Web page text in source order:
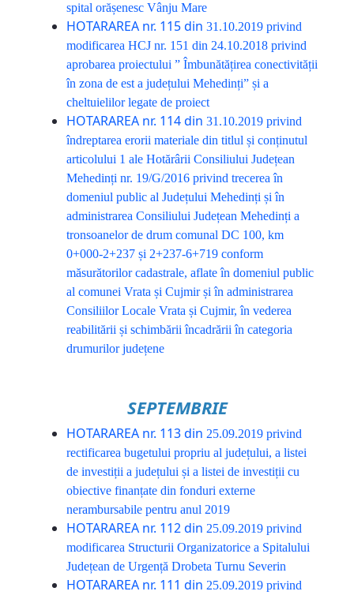
spital orășenesc Vânju Mare
HOTARAREA nr. 115 din 31.10.2019 privind
modificarea HCJ nr. 151 din 24.10.2018 privind
aprobarea proiectului ” Îmbunătățirea conectivității
în zona de est a județului Mehedinți” și a
cheltuielilor legate de proiect
HOTARAREA nr. 114 din 31.10.2019 privind
îndreptarea erorii materiale din titlul și conținutul
articolului 1 ale Hotărârii Consiliului Județean
Mehedinți nr. 19/G/2016 privind trecerea în
domeniul public al Județului Mehedinți și în
administrarea Consiliului Județean Mehedinți a
tronsoanelor de drum comunal DC 100, km
0+000-2+237 și 2+237-6+719 conform
măsurătorilor cadastrale, aflate în domeniul public
al comunei Vrata și Cujmir și în administrarea
Consiliilor Locale Vrata și Cujmir, în vederea
reabilitării și schimbării încadrării în categoria
drumurilor județene
SEPTEMBRIE
HOTARAREA nr. 113 din 25.09.2019 privind
rectificarea bugetului propriu al județului, a listei
de investiții a județului și a listei de investiții cu
obiective finanțate din fonduri externe
nerambursabile pentru anul 2019
HOTARAREA nr. 112 din 25.09.2019 privind
modificarea Structurii Organizatorice a Spitalului
Județean de Urgență Drobeta Turnu Severin
HOTARAREA nr. 111 din 25.09.2019 privind